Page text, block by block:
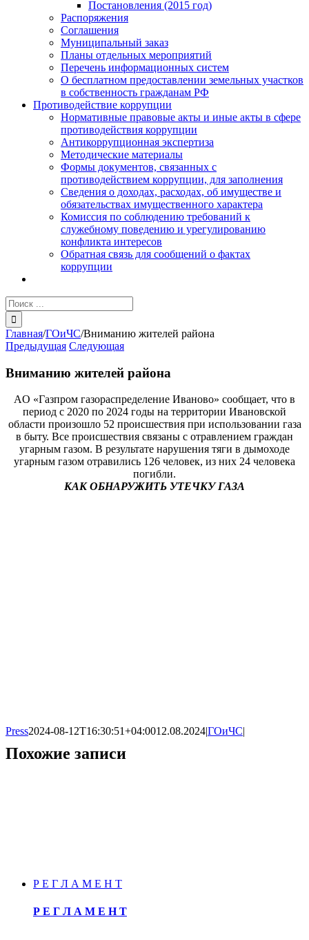
Постановления (2015 год)
Распоряжения
Соглашения
Муниципальный заказ
Планы отдельных мероприятий
Перечень информационных систем
О бесплатном предоставлении земельных участков
в собственность гражданам РФ
Противодействие коррупции
Нормативные правовые акты и иные акты в сфере
противодействия коррупции
Антикоррупционная экспертиза
Методические материалы
Формы документов, связанных с
противодействием коррупции, для заполнения
Сведения о доходах, расходах, об имуществе и
обязательствах имущественного характера
Комиссия по соблюдению требований к
служебному поведению и урегулированию
конфликта интересов
Обратная связь для сообщений о фактах
коррупции
Результат
поиска:
Главная/ГОиЧС/Вниманию жителей района
Предыдущая Следующая
Вниманию жителей района
AO «Газпром газораспределение Иваново» сообщает, что в
период с 2020 по 2024 годы на территории Ивановской
области произошло 52 происшествия при использовании газа
в быту. Все происшествия связаны с отравлением граждан
угарным газом. В результате нарушения тяги в дымоходе
угарным газом отравились 126 человек, из них 24 человека
погибли.
КАК ОБНАРУЖИТЬ УТЕЧКУ ГАЗА
Press2024-08-12T16:30:51+04:0012.08.2024|ГОиЧС|
Похожие записи
Р Е Г Л А М Е Н Т
Р Е Г Л А М Е Н Т